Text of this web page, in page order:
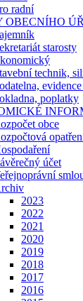
radní
OBECNÍHO
starosty
technik,
poplatky
obce
účet
2023
2022
2021
2020
2019
2018
2017
2016